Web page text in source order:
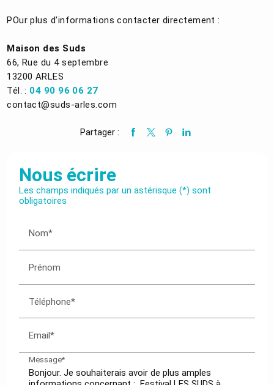
POur plus d'informations contacter directement :
Maison des Suds
66, Rue du 4 septembre
13200 ARLES
Tél. : 04 90 96 06 27
contact@suds-arles.com
Partager :
Nous écrire
Les champs indiqués par un astérisque (*) sont
obligatoires
Nom*
Prénom
Téléphone*
Email*
Message*